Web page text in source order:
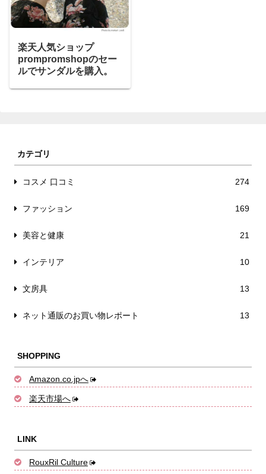
楽天人気ショップ
prompromshopのセー
ルでサンダルを購入。
カテゴリ
コスメ 口コミ 274
ファッション 169
美容と健康 21
インテリア 10
文房具 13
ネット通販のお買い物レポート 13
SHOPPING
Amazon.co.jpへ
楽天市場へ
LINK
RouxRil Culture